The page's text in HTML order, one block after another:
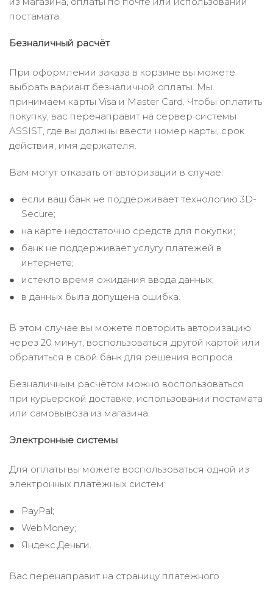
постамата.
Безналичный расчёт
При оформлении заказа в корзине вы можете
выбрать вариант безналичной оплаты. Мы
принимаем карты Visa и Master Card. Чтобы оплатить
покупку, вас перенаправит на сервер системы
ASSIST, где вы должны ввести номер карты, срок
действия, имя держателя.
Вам могут отказать от авторизации в случае:
если ваш банк не поддерживает технологию 3D-
Secure;
на карте недостаточно средств для покупки;
банк не поддерживает услугу платежей в
интернете;
истекло время ожидания ввода данных;
в данных была допущена ошибка.
В этом случае вы можете повторить авторизацию
через 20 минут, воспользоваться другой картой или
обратиться в свой банк для решения вопроса.
Безналичным расчётом можно воспользоваться
при курьерской доставке, использовании постамата
или самовывоза из магазина.
Электронные системы
Для оплаты вы можете воспользоваться одной из
электронных платёжных систем:
PayPal;
WebMoney;
Яндекс.Деньги.
Вас перенаправит на страницу платежного